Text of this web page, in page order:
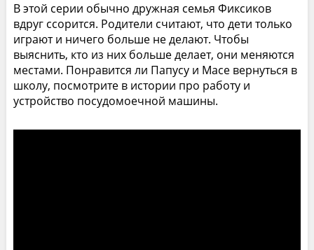
В этой серии обычно дружная семья Фиксиков
вдруг ссорится. Родители считают, что дети только
играют и ничего больше не делают. Чтобы
выяснить, кто из них больше делает, они меняются
местами. Понравится ли Папусу и Масе вернуться в
школу, посмотрите в истории про работу и
устройство посудомоечной машины.